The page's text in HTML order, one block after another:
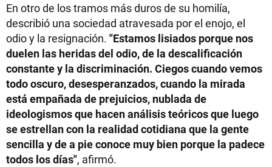
En otro de los tramos más duros de su homilía,
describió una sociedad atravesada por el enojo, el
odio y la resignación. "Estamos lisiados porque nos
duelen las heridas del odio, de la descalificación
constante y la discriminación. Ciegos cuando vemos
todo oscuro, desesperanzados, cuando la mirada
está empañada de prejuicios, nublada de
ideologismos que hacen análisis teóricos que luego
se estrellan con la realidad cotidiana que la gente
sencilla y de a pie conoce muy bien porque la padece
todos los días", afirmó.